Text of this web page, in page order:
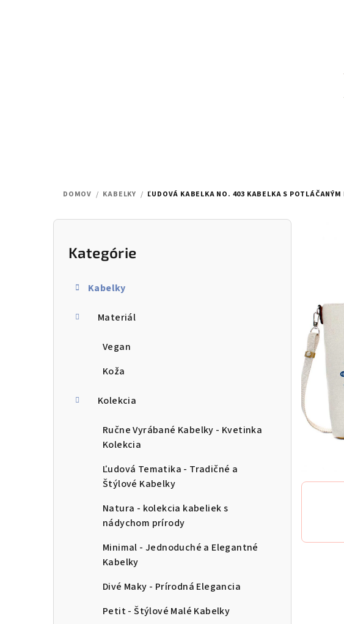
DOMOV / KABELKY / ĽUDOVÁ KABELKA NO. 403 KABELKA S
B
Preskočiť
kategórie
Kategórie
Kabelky
Materiál
Vegan
Koža
Kolekcia
Ručne Vyrábané Kabelky - Kvetinka
Kolekcia
Ľudová Tematika - Tradičné a
Štýlové Kabelky
Natura - kolekcia kabeliek s
nádychom prírody
Minimal - Jednoduché a Elegantné
Kabelky
Divé Maky - Prírodná Elegancia
Petit - Štýlové Malé Kabelky